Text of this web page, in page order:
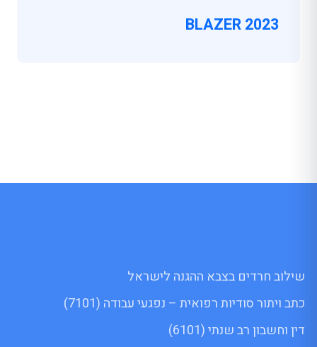
BLAZER 2023
שילוב חרדים בצבא ההגנה לישראל
כתב ויתור סודיות רפואית – נפגעי עבודה (7101)
דין וחשבון רב שנתי (6101)